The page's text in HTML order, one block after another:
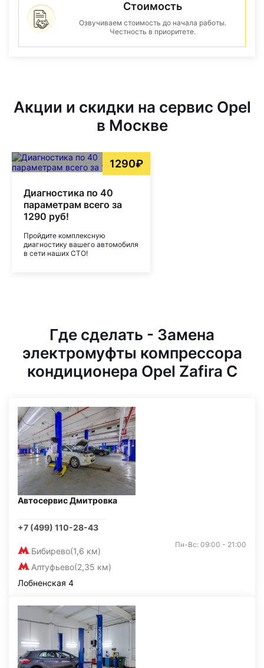
Стоимость
Озвучиваем стоимость до начала работы.
Честность в приоритете.
Акции и скидки на сервис Opel
в Москве
1290₽
Диагностика по 40
параметрам всего за
1290 руб!
Пройдите комплексную
диагностику вашего автомобиля
в сети наших СТО!
Где сделать - Замена
электромуфты компрессора
кондиционера Opel Zafira C
Автосервис Дмитровка
+7 (499) 110-28-43
Бибирево(1,6 км)
Алтуфьево(2,35 км)
Пн-Вс: 09:00 - 21:00
Лобненская 4